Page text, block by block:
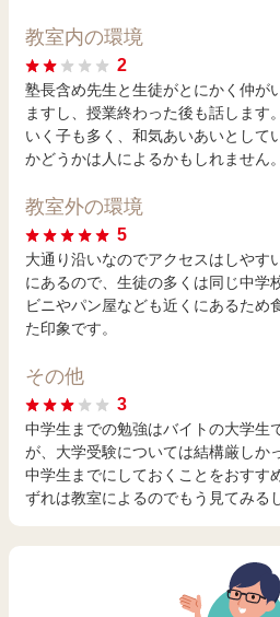
教室内の環境
2
塾長含め先生と生徒がとにかく仲が
ますし、授業終わった後も話します
いく子も多く、和気あいあいとして
かどうかは人によるかもしれません。
教室外の環境
5
大通り沿いなのでアクセスはしやす
にあるので、生徒の多くは同じ中学
ビニやパン屋なども近くにあるため
た印象です。
その他
3
中学生までの勉強はバイトの大学生
が、大学受験については結構厳しか
中学生までにしておくことをおすす
ずれは教室によるのでもう見てみる